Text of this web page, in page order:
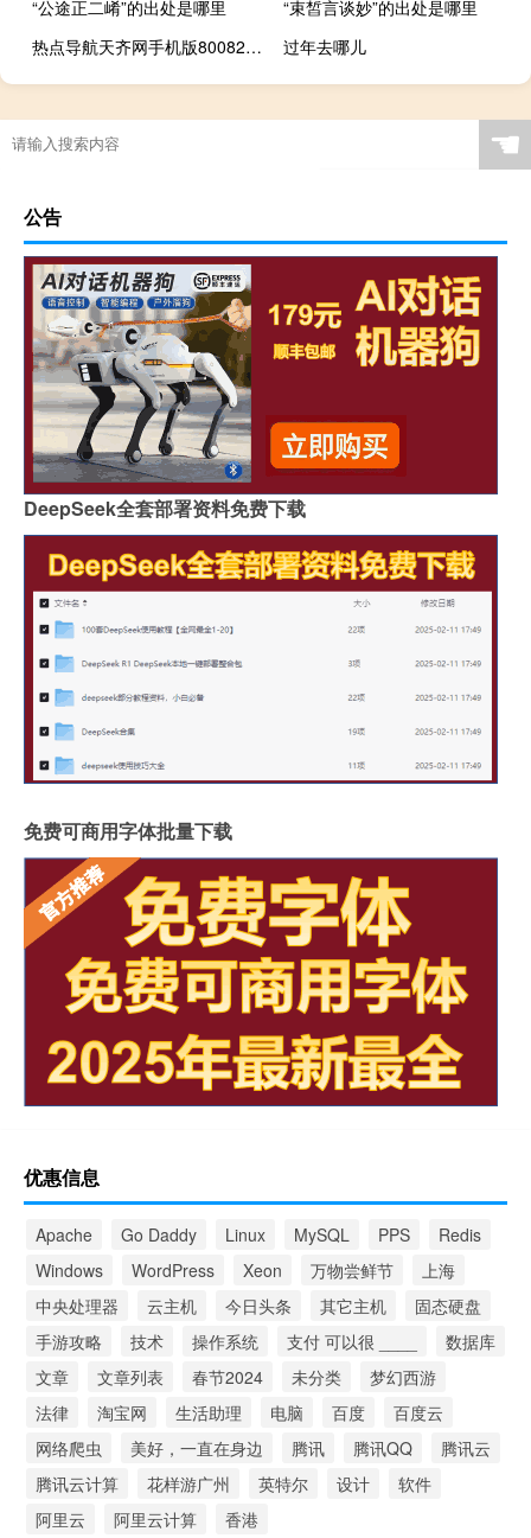
“公途正二崤”的出处是哪里
“束皙言谈妙”的出处是哪里
热点导航天齐网手机版800820（热点导航）
过年去哪儿
☚
公告
DeepSeek全套部署资料免费下载
免费可商用字体批量下载
优惠信息
Apache Go Daddy Linux MySQL PPS
Redis
Windows
WordPress Xeon 万物尝鲜节
上海
中央处理器
云主机 今日头条 其它主机
固态硬盘
手游攻略
技术 操作系统 支付 可以很 ____
数据库
文章
文章列表 春节2024 未分类
梦幻西游
法律
淘宝网 生活助理 电脑 百度
百度云
网络爬虫
美好，一直在身边 腾讯 腾讯QQ
腾讯云
腾讯云计算
花样游广州 英特尔 设计
软件
阿里云
阿里云计算 香港